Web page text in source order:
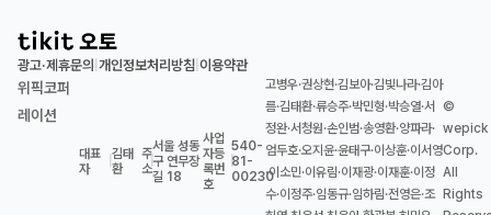
광고·제휴문의 개인정보처리방침 이용약관
위픽코퍼
레이션
대표
자
|김태
환
주
소|
서울 성동
구 연무장
길 18
사업
자등
록번
호
|
540-
81-
00230
고병우·권상현·김보아·김빛나라·김아
름·김태환·류승주·박민형·박승열·서
정완·서청원·손인범·송영환·양파라·
엄두호·오지윤·윤태구·이상훈·이서영
·이소민·이유림·이재광·이재훈·이정
수·이정주·임동규·임하림·전영은·조
©
wepick
Corp.
All
Rights